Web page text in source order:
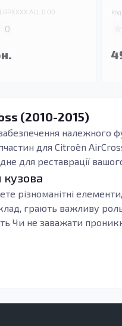
0
(2010-2015)
належного
для Citroën
для реставрації
різноманітні
грають важливу
Чи не заважати
сталі, що
підходять для